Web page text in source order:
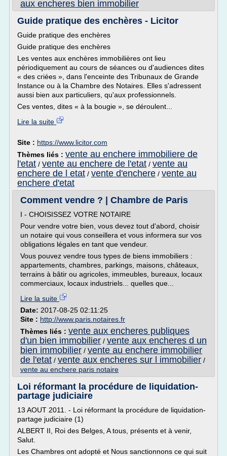
aux encheres bien immobilier
Guide pratique des enchères - Licitor
Guide pratique des enchères
Guide pratique des enchères
Les ventes aux enchères immobilières ont lieu
périodiquement au cours de séances ou d'audiences dites
« des criées », dans l'enceinte des Tribunaux de Grande
Instance ou à la Chambre des Notaires. Elles s'adressent
aussi bien aux particuliers, qu'aux professionnels.
Ces ventes, dites « à la bougie », se déroulent...
Lire la suite
Site : https://www.licitor.com
Thèmes liés : vente au enchere immobiliere de
l'etat / vente au enchere de l'etat / vente au
enchere de l etat / vente d'enchere / vente au
enchere d'etat
Comment vendre ? | Chambre de Paris
I - CHOISISSEZ VOTRE NOTAIRE
Pour vendre votre bien, vous devez tout d'abord, choisir
un notaire qui vous conseillera et vous informera sur vos
obligations légales en tant que vendeur.
Vous pouvez vendre tous types de biens immobiliers :
appartements, chambres, parkings, maisons, châteaux,
terrains à bâtir ou agricoles, immeubles, bureaux, locaux
commerciaux, locaux industriels... quelles que...
Lire la suite
Date: 2017-08-25 02:11:25
Site : http://www.paris.notaires.fr
Thèmes liés : vente aux encheres publiques
d'un bien immobilier / vente aux encheres d un
bien immobilier / vente au enchere immobilier
de l'etat / vente aux encheres sur l immobilier /
vente au enchere paris notaire
Loi réformant la procédure de liquidation-
partage judiciaire
13 AOUT 2011. - Loi réformant la procédure de liquidation-
partage judiciaire (1)
ALBERT II, Roi des Belges, A tous, présents et à venir,
Salut.
Les Chambres ont adopté et Nous sanctionnons ce qui suit